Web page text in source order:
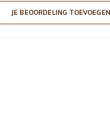
JE BEOORDELING TOEVOEGEN